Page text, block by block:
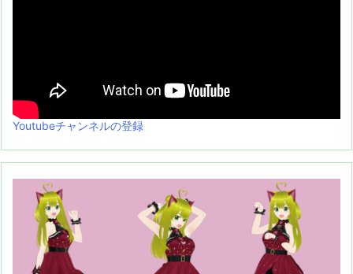
Youtubeチャンネルの登録